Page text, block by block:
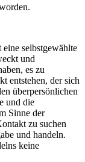
selbstgewählte
und
es zu
entstehen, der sich
überpersönlichen
und die
Sinne der
zu suchen
und handeln.
keine